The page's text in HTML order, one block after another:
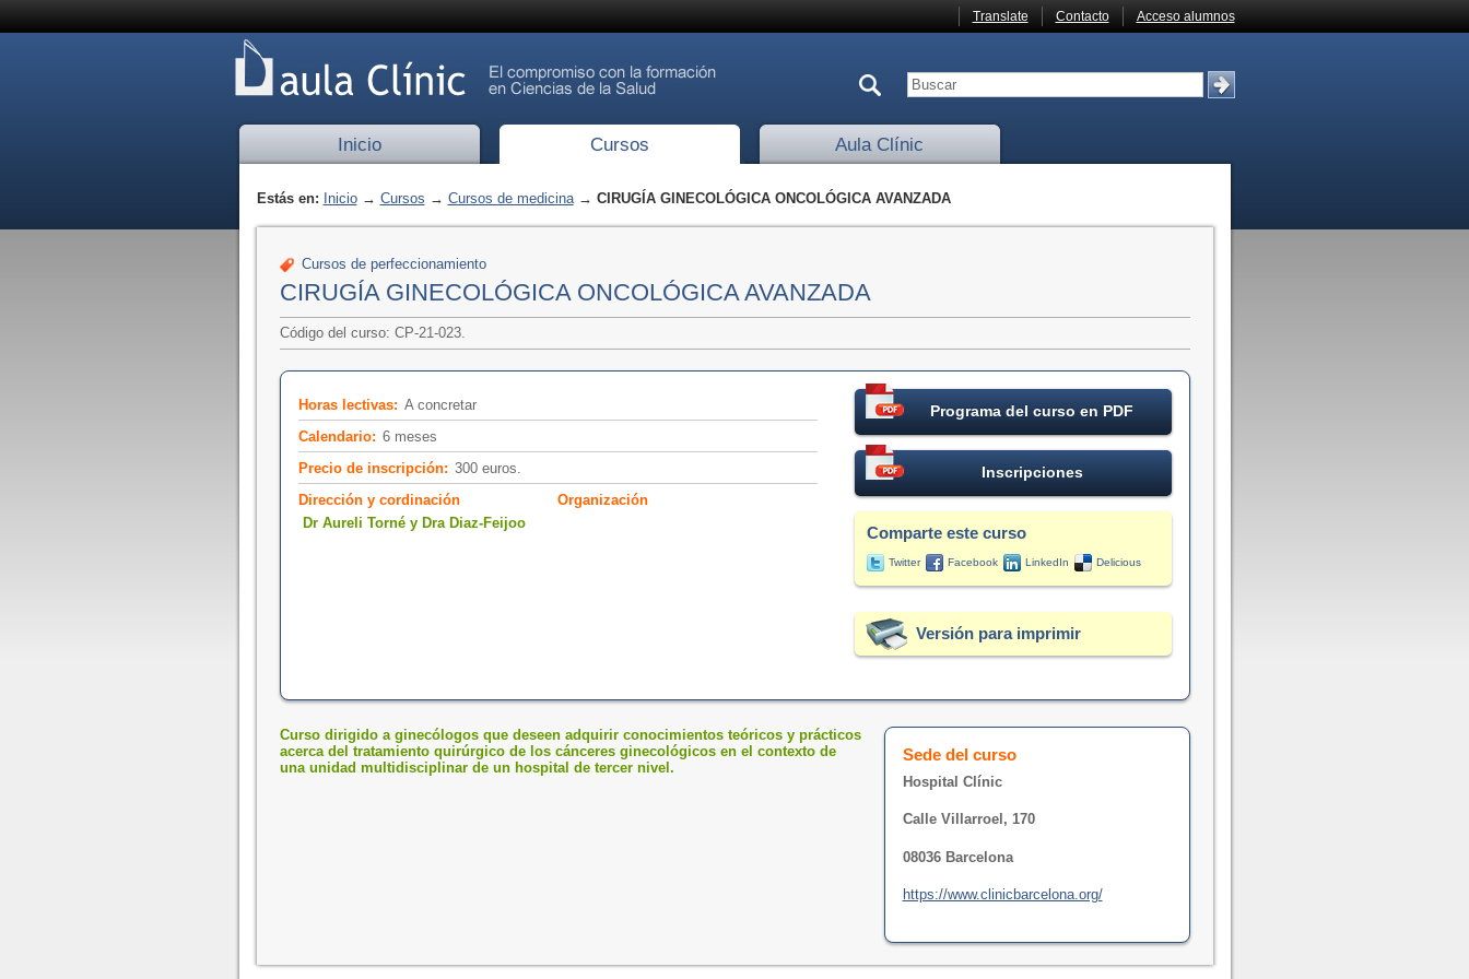
Translate Contacto Acceso alumnos
Inicio Cursos Aula Clínic
Estás en: Inicio→ Cursos → Cursos de medicina→ CIRUGÍA GINECOLÓGICA ONCOLÓGICA AVANZADA
Cursos de perfeccionamiento
CIRUGÍA GINECOLÓGICA ONCOLÓGICA AVANZADA
Código del curso: CP-21-023.
Horas lectivas: A concretar
Calendario: 6 meses
Precio de inscripción: 300 euros.
Dirección y cordinación
Dr Aureli Torné y Dra Diaz-Feijoo
Organización
Programa del curso en PDF
Inscripciones
Comparte este curso
Twitter Facebook LinkedIn Delicious
Versión para imprimir
Curso dirigido a ginecólogos que deseen adquirir conocimientos teóricos y prácticos
acerca del tratamiento quirúrgico de los cánceres ginecológicos en el contexto de
una unidad multidisciplinar de un hospital de tercer nivel.
Sede del curso
Hospital Clínic
Calle Villarroel, 170
08036 Barcelona
https://www.clinicbarcelona.org/